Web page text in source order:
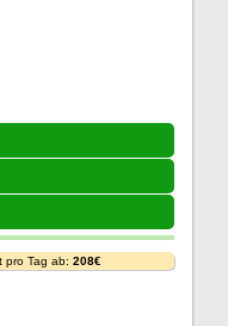
pro Tag ab: 208€